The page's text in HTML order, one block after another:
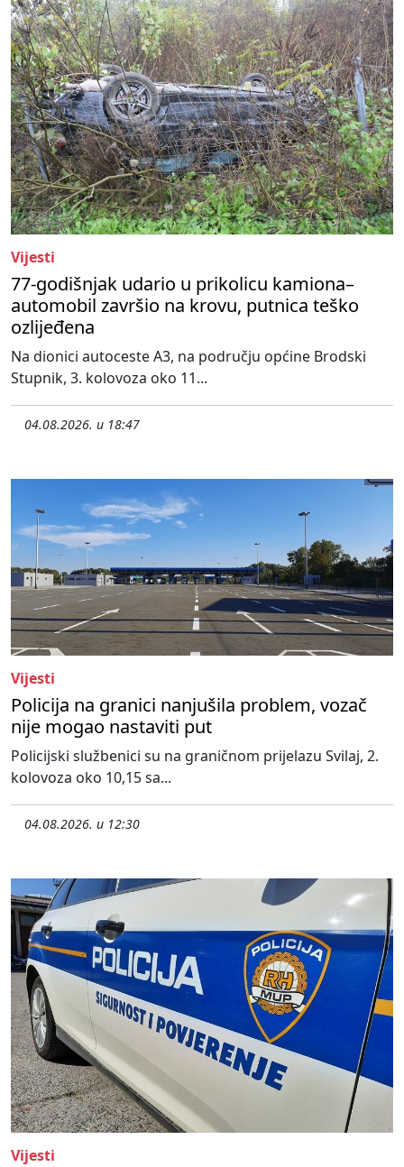
Vijesti
77-godišnjak udario u prikolicu kamiona–
automobil završio na krovu, putnica teško
ozlijeđena
Na dionici autoceste A3, na području općine Brodski
Stupnik, 3. kolovoza oko 11...
04.08.2026. u 18:47
Vijesti
Policija na granici nanjušila problem, vozač
nije mogao nastaviti put
Policijski službenici su na graničnom prijelazu Svilaj, 2.
kolovoza oko 10,15 sa...
04.08.2026. u 12:30
Vijesti